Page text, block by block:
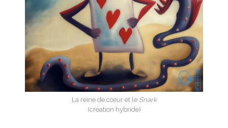
La reine de cœur et le Snark
(création hybride)